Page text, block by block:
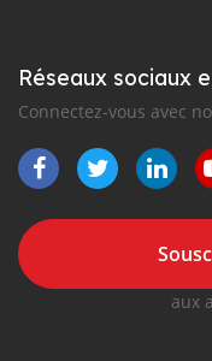
Réseaux sociaux
Connectez-vous avec
aux